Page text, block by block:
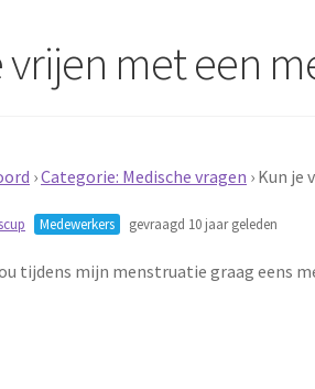
vrijen met een
›Categorie: Medische vragen › Kun je
Medewerkers gevraagd 10 jaar geleden
tijdens mijn menstruatie graag eens